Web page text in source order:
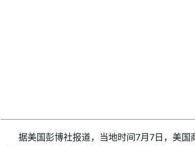
据美国彭博社报道，当地时间7月7日，美